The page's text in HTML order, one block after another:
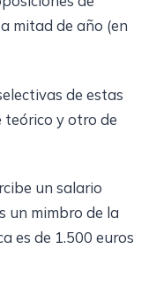
mitad de año (en
de estas
teórico y otro de
un salario
un mimbro de la
es de 1.500 euros